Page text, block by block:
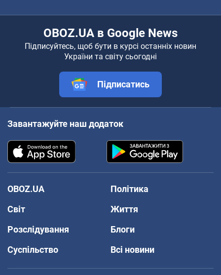
OBOZ.UA в Google News
Підписуйтесь, щоб бути в курсі останніх новин
України та світу сьогодні
Підписатись
Завантажуйте наш додаток
OBOZ.UA
Політика
Світ
Життя
Розслідування
Блоги
Суспільство
Всі новини